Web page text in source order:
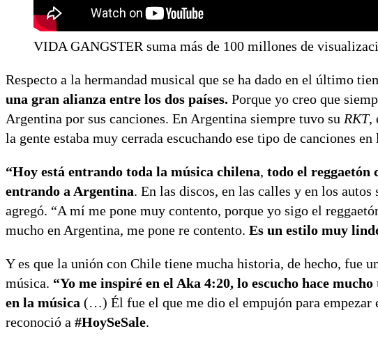
VIDA GANGSTER suma más de 100 millones de
Respecto a la hermandad musical que se ha dado en el último
una gran alianza entre los dos países. Porque yo creo que
Argentina por sus canciones. En Argentina siempre tuvo su RKT,
la gente estaba muy cerrada escuchando ese tipo de canciones en
“Hoy está entrando toda la música chilena, todo el reggaetón
entrando a Argentina. En las discos, en las calles y en los
agregó. “A mí me pone muy contento, porque yo sigo el
mucho en Argentina, me pone re contento. Es un estilo muy
Y es que la unión con Chile tiene mucha historia, de hecho, fue
música. “Yo me inspiré en el Aka 4:20, lo escucho hace
en la música (…) Él fue el que me dio el empujón para empezar
reconoció a #HoySeSale.